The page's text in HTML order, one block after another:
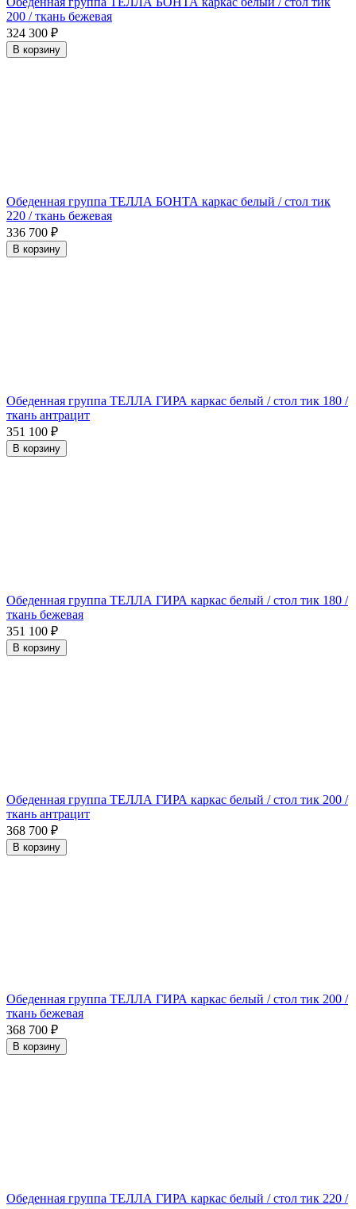
200 / ткань бежевая
324 300 ₽
В корзину
Обеденная группа ТЕЛЛА БОНТА каркас белый / стол тик
220 / ткань бежевая
336 700 ₽
В корзину
Обеденная группа ТЕЛЛА ГИРА каркас белый / стол тик 180 /
ткань антрацит
351 100 ₽
В корзину
Обеденная группа ТЕЛЛА ГИРА каркас белый / стол тик 180 /
ткань бежевая
351 100 ₽
В корзину
Обеденная группа ТЕЛЛА ГИРА каркас белый / стол тик 200 /
ткань антрацит
368 700 ₽
В корзину
Обеденная группа ТЕЛЛА ГИРА каркас белый / стол тик 200 /
ткань бежевая
368 700 ₽
В корзину
Обеденная группа ТЕЛЛА ГИРА каркас белый / стол тик 220 /